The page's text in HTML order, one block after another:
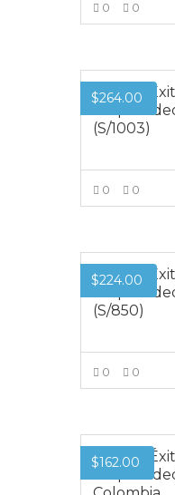
0 0
$264.00
Premio
(S/1003)
0 0
$224.00
Premio
(S/850)
0 0
$162.00
Premio